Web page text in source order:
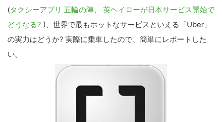
(タクシーアプリ 五輪の陣、 英ヘイローが日本サービス開始で
どうなる? )、世界で最もホットなサービスといえる「Uber」
の実力はどうか? 実際に乗車したので、簡単にレポートした
い。